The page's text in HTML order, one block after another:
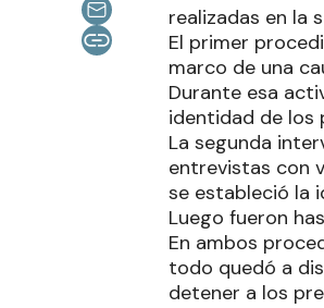
realizadas en la
El primer
marco de una
Durante esa
identidad de los
La segunda
entrevistas con
se estableció la
Luego fueron
En ambos
todo quedó a
detener a los